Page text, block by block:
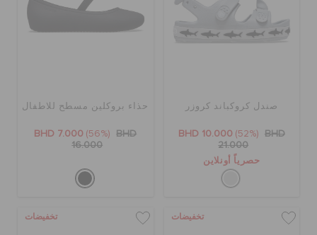
صندل كروكباند كروزر
BHD 10.000 (52%)
BHD
21.000
حصرياً أونلاين
حذاء بروكلين مسطح للاطفال
BHD 7.000 (56%)
BHD
16.000
تخفيضات تخفيضات